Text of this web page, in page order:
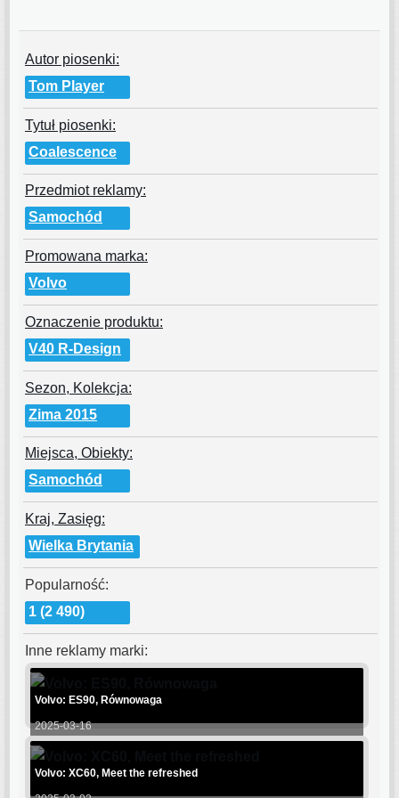
Autor piosenki:
Tom Player
Tytuł piosenki:
Coalescence
Przedmiot reklamy:
Samochód
Promowana marka:
Volvo
Oznaczenie produktu:
V40 R-Design
Sezon, Kolekcja:
Zima 2015
Miejsca, Obiekty:
Samochód
Kraj, Zasięg:
Wielka Brytania
Popularność:
1 (2 490)
Inne reklamy marki:
Volvo: ES90, Równowaga
2025-03-16
Volvo: XC60, Meet the refreshed